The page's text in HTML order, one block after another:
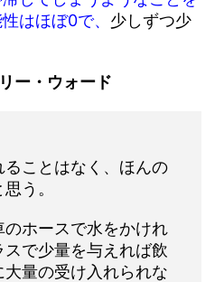
はほぼ0で、 少しずつ少
ー・ウォード
ことはなく、ほんの
う。
ホースで水をかけれ
で少量を与えれば飲
量の受け入れられな